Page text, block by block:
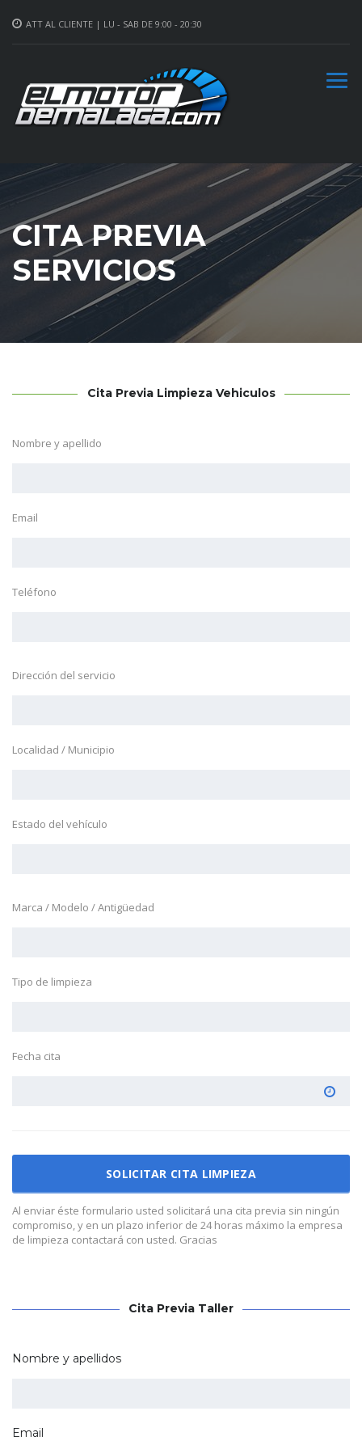
ATT AL CLIENTE | LU - SAB DE 9:00 - 20:30
CITA PREVIA
SERVICIOS
Cita Previa Limpieza Vehiculos
Nombre y apellido
Email
Teléfono
Dirección del servicio
Localidad / Municipio
Estado del vehículo
Marca / Modelo / Antigüedad
Tipo de limpieza
Fecha cita
Al enviar éste formulario usted solicitará una cita previa sin ningún
compromiso, y en un plazo inferior de 24 horas máximo la empresa
de limpieza contactará con usted. Gracias
Cita Previa Taller
Nombre y apellidos
Email